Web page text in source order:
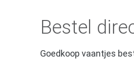
Bestel
Goedkoop vaantjes